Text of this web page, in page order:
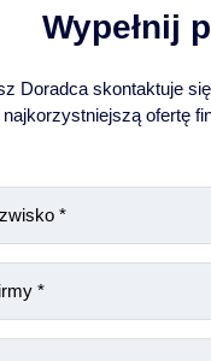
Wypełnij
Doradca skontaktuje
najkorzystniejszą ofertę